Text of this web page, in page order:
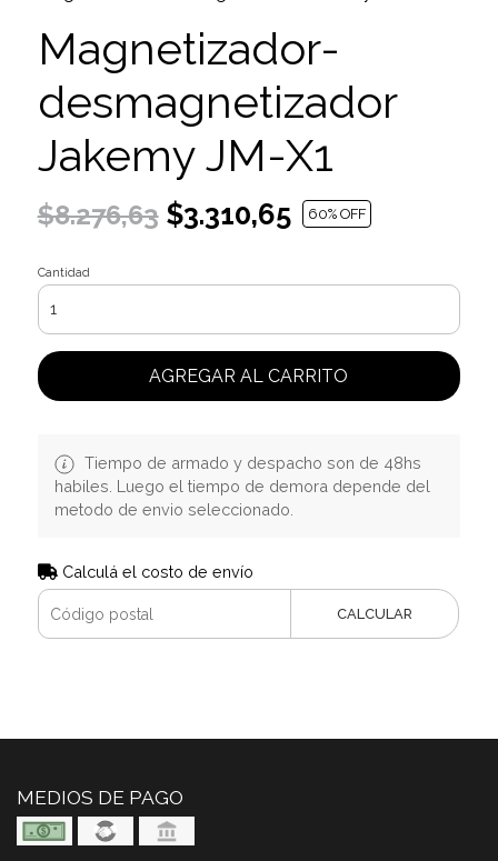
Magnetizador-
desmagnetizador
Jakemy JM-X1
$8.276,63$3.310,65 60% OFF
Cantidad
AGREGAR AL CARRITO
Tiempo de armado y despacho son de 48hs
habiles. Luego el tiempo de demora depende del
metodo de envio seleccionado.
Calculá el costo de envío
CALCULAR
MEDIOS DE PAGO